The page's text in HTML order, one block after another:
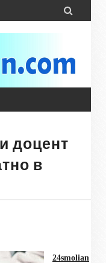

доцент
в
24smolian